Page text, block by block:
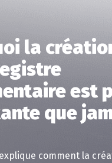
la
est
que
comment la